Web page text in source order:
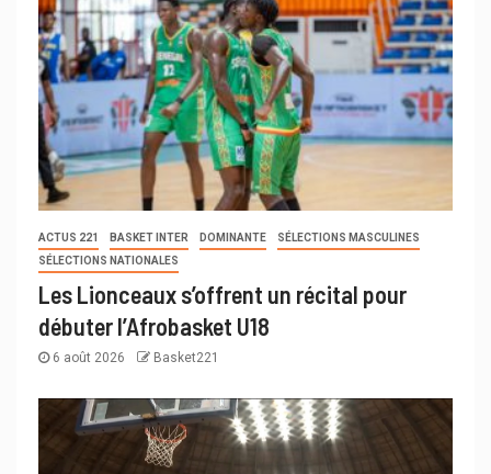
ACTUS 221 BASKET INTER DOMINANTE
SÉLECTIONS MASCULINES
SÉLECTIONS NATIONALES
Les Lionceaux s’offrent un récital pour
débuter l’Afrobasket U18
6 août 2026 Basket221